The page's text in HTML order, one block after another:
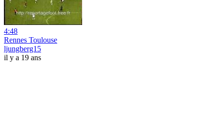
4:48
Rennes Toulouse
ljungberg15
il y a 19 ans